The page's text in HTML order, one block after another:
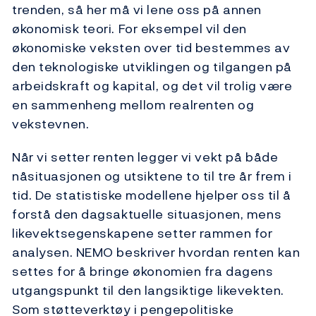
trenden, så her må vi lene oss på annen
økonomisk teori. For eksempel vil den
økonomiske veksten over tid bestemmes av
den teknologiske utviklingen og tilgangen på
arbeidskraft og kapital, og det vil trolig være
en sammenheng mellom realrenten og
vekstevnen.
Når vi setter renten legger vi vekt på både
nåsituasjonen og utsiktene to til tre år frem i
tid. De statistiske modellene hjelper oss til å
forstå den dagsaktuelle situasjonen, mens
likevektsegenskapene setter rammen for
analysen. NEMO beskriver hvordan renten kan
settes for å bringe økonomien fra dagens
utgangspunkt til den langsiktige likevekten.
Som støtteverktøy i pengepolitiske